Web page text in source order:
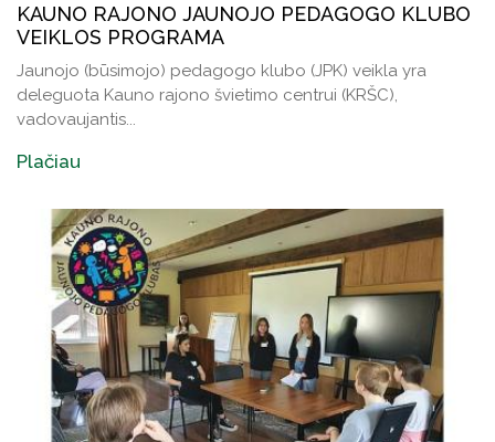
KAUNO RAJONO JAUNOJO PEDAGOGO KLUBO
VEIKLOS PROGRAMA
Jaunojo (būsimojo) pedagogo klubo (JPK) veikla yra
deleguota Kauno rajono švietimo centrui (KRŠC),
vadovaujantis...
Plačiau